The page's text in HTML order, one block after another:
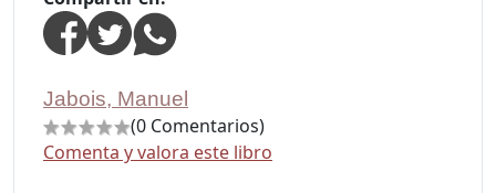
Jabois, Manuel
(0 Comentarios)
Comenta y valora este libro